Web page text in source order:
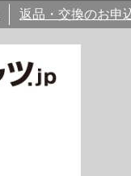
返品・交換のお申